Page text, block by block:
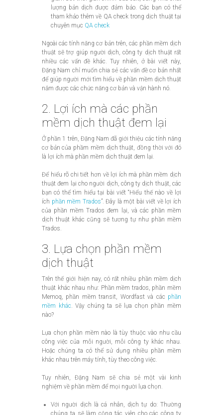
lượng bản dịch được đảm bảo. Các bạn có thể
tham khảo thêm về QA check trong dịch thuật tại
chuyên mục QA check
Ngoài các tính năng cơ bản trên, các phần mềm dịch
thuật sẽ trợ giúp người dịch, công ty dịch thuật rất
nhiều các vấn đề khác. Tuy nhiên, ở bài viết này,
Đặng Nam chỉ muốn chia sẻ các vấn đề cơ bản nhất
để giúp người mới tìm hiểu về phần mềm dịch thuật
nắm được các chức năng cơ bản và vận hành nó.
2. Lợi ích mà các phần
mềm dịch thuật đem lại
Ở phần 1 trên, Đặng Nam đã giới thiệu các tính năng
cơ bản của phầm mềm dịch thuật, đồng thời với đó
là lợi ích mà phần mềm dịch thuật đem lại.
Để hiểu rõ chi tiết hơn về lợi ích mà phần mềm dịch
thuật đem lại cho người dịch, công ty dịch thuật, các
bạn có thể tìm hiểu tại bài viết “Hiểu thế nào về lợi
ích phần mềm Trados”. Đây là một bài viết về lợi ích
của phần mềm Trados đem lại, và các phần mềm
dịch thuật khác cũng sẽ tương tự như phần mềm
Trados.
3. Lựa chọn phần mềm
dịch thuật
Trên thế giới hiện nay, có rất nhiều phần mềm dịch
thuật khác nhau như: Phần mềm trados, phần mềm
Memoq, phần mềm transit, Wordfast và các phần
mềm khác . Vậy chúng ta sẽ lựa chọn phần mềm
nào?
Lựa chọn phần mềm nào là tùy thuộc vào nhu cầu
công việc của mỗi người, mỗi công ty khác nhau.
Hoặc chúng ta có thể sử dụng nhiều phần mềm
khác nhau trên máy tính, tùy theo công việc.
Tuy nhiên, Đặng Nam sẽ chia sẻ một vài kinh
nghiệm về phần mềm để mọi người lựa chọn.
Với người dịch là cá nhân, dịch tự do: Thường
chúng ta sẽ làm cộng tác viên cho các công ty